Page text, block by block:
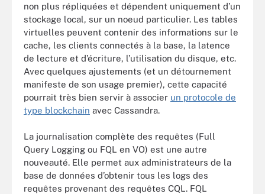
non plus répliquées et dépendent uniquement d’un
stockage local, sur un noeud particulier. Les tables
virtuelles peuvent contenir des informations sur le
cache, les clients connectés à la base, la latence
de lecture et d’écriture, l’utilisation du disque, etc.
Avec quelques ajustements (et un détournement
manifeste de son usage premier), cette capacité
pourrait très bien servir à associer un protocole de
type blockchain avec Cassandra.
La journalisation complète des requêtes (Full
Query Logging ou FQL en VO) est une autre
nouveauté. Elle permet aux administrateurs de la
base de données d’obtenir tous les logs des
requêtes provenant des requêtes CQL. FQL